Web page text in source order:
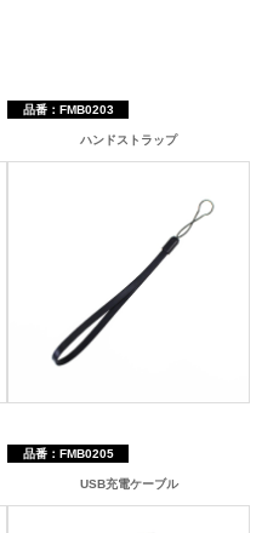
品番：FMB0203
ハンドストラップ
品番：FMB0205
USB充電ケーブル